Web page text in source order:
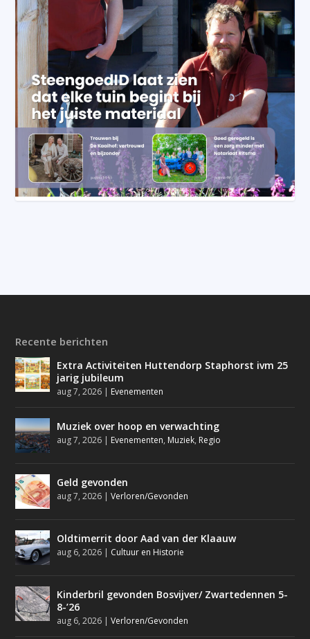
Recente berichten
Extra Activiteiten Huttendorp Staphorst ivm 25
jarig jubileum
aug 7, 2026 | Evenementen
Muziek over hoop en verwachting
aug 7, 2026 | Evenementen, Muziek, Regio
Geld gevonden
aug 7, 2026 |Verloren/Gevonden
Oldtimerrit door Aad van der Klaauw
aug 6, 2026 | Cultuur en Historie
Kinderbril gevonden Bosvijver/ Zwartedennen 5-
8-’26
aug 6, 2026 |Verloren/Gevonden